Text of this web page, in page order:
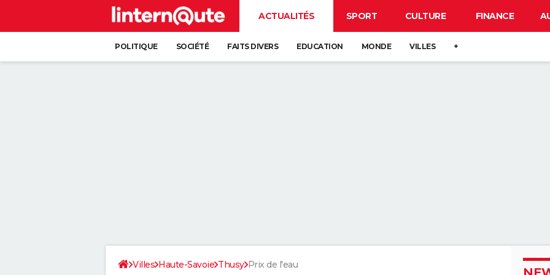
ACTUALITÉS SPORT CULTURE FINANCE
POLITIQUE SOCIÉTÉ FAITS DIVERS EDUCATION MONDE VILLES +
Villes Haute-Savoie Thusy Prix de l'eau